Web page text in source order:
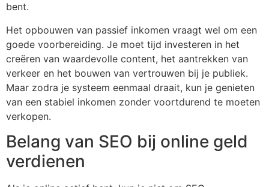
bent.
Het opbouwen van passief inkomen vraagt wel om een
goede voorbereiding. Je moet tijd investeren in het
creëren van waardevolle content, het aantrekken van
verkeer en het bouwen van vertrouwen bij je publiek.
Maar zodra je systeem eenmaal draait, kun je genieten
van een stabiel inkomen zonder voortdurend te moeten
verkopen.
Belang van SEO bij online geld
verdienen